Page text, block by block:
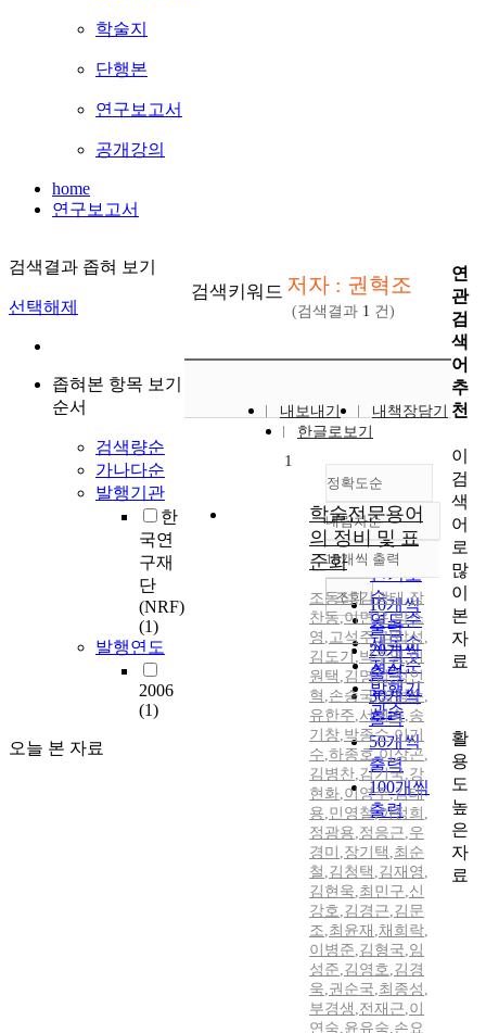
학술지
단행본
연구보고서
공개강의
home
연구보고서
검색결과 좁혀 보기
선택해제
좁혀본 항목 보기
순서
검색량순
가나다순
발행기관
한
국연
구재
단
(NRF)
(1)
발행연도
2006
(1)
오늘 본 자료
검색키워드 저자 : 권혁조
(검색결과 1 건)
내보내기
내책장담기
한글로보기
정확도순
정확도
순
인기도
순
연도순
제목순
저자순
발행기
관순
내림차순
내림차순
10개씩 출력
10개씩
출력
20개씩
출력
30개씩
출력
50개씩
출력
100개씩
출력
조회
1
학술전문용어
의 정비 및 표
준화
조동성,김광태 ,장
찬동,이면우,박소
영 ,고석주,김갑성 ,
김도기,박주영,이
원택 ,김명섭,정인
혁 ,손승국,염성수,
유한주,서귀숙,송
기창,박종수,이기
수,하종호,이상곤,
김병찬,김기국,강
현화,이영주,김태
용,민영철,이정희 ,
정광용,정응근,우
경미 ,장기택 ,최순
철 ,김청택 ,김재영 ,
김현욱,최민구,신
강호,김경근,김문
조,최윤재 ,채희락,
이병준,김형국,임
성준,김영호,김경
욱,권순국,최종성 ,
부경생 ,전재근,이
연숙,윤유숙,손요
연
관
검
색
어
추
천
이
검
색
어
로
많
이
본
자
료
활
용
도
높
은
자
료